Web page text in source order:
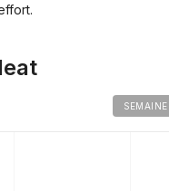
SEMAINE